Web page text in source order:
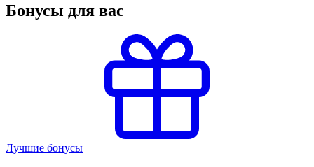
Бонусы для вас
Лучшие бонусы